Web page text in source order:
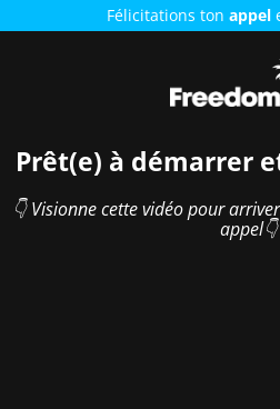
Félicitations ton appel
Prêt(e) à démarrer
👇 Visionne cette vidéo pour
appel👇